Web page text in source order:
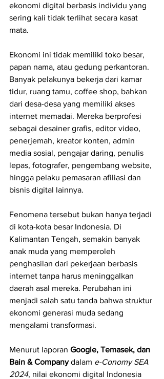
ekonomi digital berbasis individu yang
sering kali tidak terlihat secara kasat
mata.
Ekonomi ini tidak memiliki toko besar,
papan nama, atau gedung perkantoran.
Banyak pelakunya bekerja dari kamar
tidur, ruang tamu, coffee shop, bahkan
dari desa-desa yang memiliki akses
internet memadai. Mereka berprofesi
sebagai desainer grafis, editor video,
penerjemah, kreator konten, admin
media sosial, pengajar daring, penulis
lepas, fotografer, pengembang website,
hingga pelaku pemasaran afiliasi dan
bisnis digital lainnya.
Fenomena tersebut bukan hanya terjadi
di kota-kota besar Indonesia. Di
Kalimantan Tengah, semakin banyak
anak muda yang memperoleh
penghasilan dari pekerjaan berbasis
internet tanpa harus meninggalkan
daerah asal mereka. Perubahan ini
menjadi salah satu tanda bahwa struktur
ekonomi generasi muda sedang
mengalami transformasi.
Menurut laporan Google, Temasek, dan
Bain & Company dalam e-Conomy SEA
2024, nilai ekonomi digital Indonesia